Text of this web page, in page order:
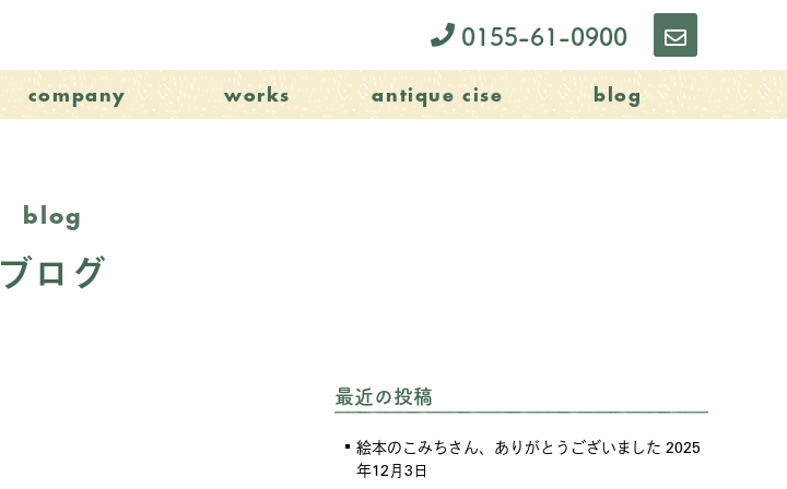
0155-61-0900 お
問
い
company works antique cise blog
blog
ブログ
最近の投稿
絵本のこみちさん、ありがとうございました 2025
年12月3日